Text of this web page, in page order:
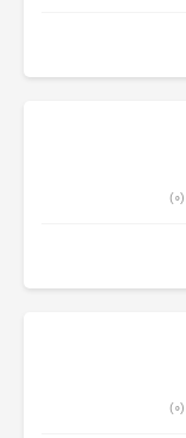
(۰)
(۰)